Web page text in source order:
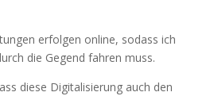
erfolgen online, sodass ich
die Gegend fahren muss.
diese Digitalisierung auch den